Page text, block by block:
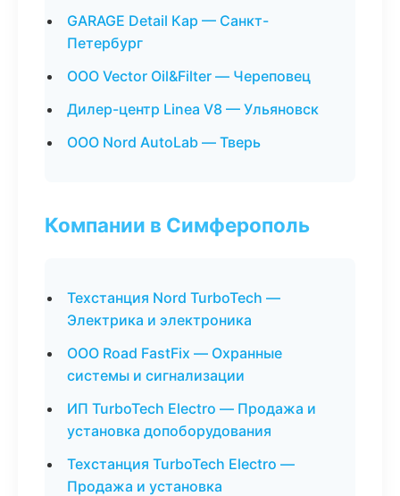
GARAGE Detail Кар — Санкт-
Петербург
ООО Vector Oil&Filter — Череповец
Дилер-центр Linea V8 — Ульяновск
ООО Nord AutoLab — Тверь
Компании в Симферополь
Техстанция Nord TurboTech —
Электрика и электроника
ООО Road FastFix — Охранные
системы и сигнализации
ИП TurboTech Electro — Продажа и
установка допоборудования
Техстанция TurboTech Electro —
Продажа и установка